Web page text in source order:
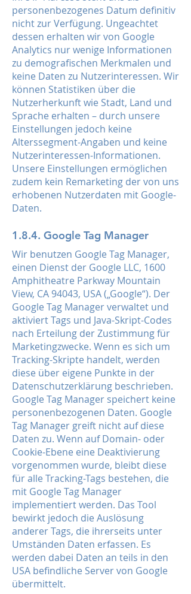
personenbezogenes Datum definitiv
nicht zur Verfügung. Ungeachtet
dessen erhalten wir von Google
Analytics nur wenige Informationen
zu demografischen Merkmalen und
keine Daten zu Nutzerinteressen. Wir
können Statistiken über die
Nutzerherkunft wie Stadt, Land und
Sprache erhalten – durch unsere
Einstellungen jedoch keine
Alterssegment-Angaben und keine
Nutzerinteressen-Informationen.
Unsere Einstellungen ermöglichen
zudem kein Remarketing der von uns
erhobenen Nutzerdaten mit Google-
Daten.
1.8.4. Google Tag Manager
Wir benutzen Google Tag Manager,
einen Dienst der Google LLC, 1600
Amphitheatre Parkway Mountain
View, CA 94043, USA („Google“). Der
Google Tag Manager verwaltet und
aktiviert Tags und Java-Skript-Codes
nach Erteilung der Zustimmung für
Marketingzwecke. Wenn es sich um
Tracking-Skripte handelt, werden
diese über eigene Punkte in der
Datenschutzerklärung beschrieben.
Google Tag Manager speichert keine
personenbezogenen Daten. Google
Tag Manager greift nicht auf diese
Daten zu. Wenn auf Domain- oder
Cookie-Ebene eine Deaktivierung
vorgenommen wurde, bleibt diese
für alle Tracking-Tags bestehen, die
mit Google Tag Manager
implementiert werden. Das Tool
bewirkt jedoch die Auslösung
anderer Tags, die ihrerseits unter
Umständen Daten erfassen. Es
werden dabei Daten an teils in den
USA befindliche Server von Google
übermittelt.